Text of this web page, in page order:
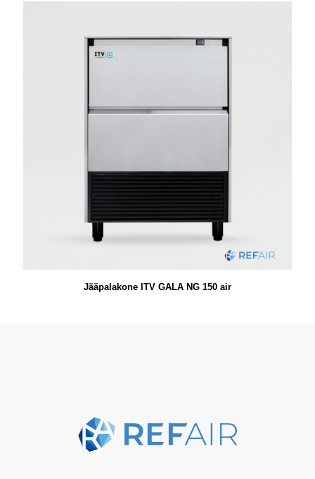
Jääpalakone ITV GALA NG 150 air